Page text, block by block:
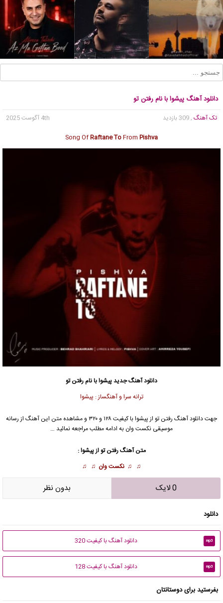
دانلود آهنگ پیشوا با نام رفتن تو
تک آهنگ , 309 بازدید
4th آگوست 2025
Song OfRaftane ToFrom Pishva
دانلود آهنگ جدیدپیشوا با نام رفتن تو
ترانه سرا و آهنگساز : پیشوا
جهت دانلود آهنگ رفتن تو از پیشوا با کیفیت ۱۲۸ و ۳۲۰ و مشاهده متن این آهنگ از رسانه
موسیقی نکست وان به ادامه مطلب مراجعه نمائید …
متن آهنگ رفتن تو از پیشوا :
♫ ♫ نکست وان ♫ ♫
0 لایک بدون نظر
دانلود
mp3 دانلود آهنگ با کیفیت 320
mp3 دانلود آهنگ با کیفیت 128
بفرستید برای دوستانتان